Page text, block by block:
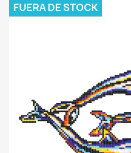
FUERA DE STOCK